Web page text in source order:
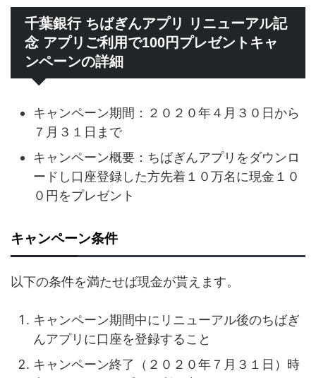
千葉銀行 ちばぎんアプリ リニューアル記
念 アプリご利用で100円プレゼントキャ
ンペーンの詳細
キャンペーン期間：２０２０年４月３０日から
７月３１日まで
キャンペーン概要：ちばぎんアプリをダウンロ
ードし口座登録した方先着１０万名に現金１０
０円をプレゼント
キャンペーン条件
以下の条件を満たせば現金が貰えます。
キャンペーン期間中にリニューアル後のちばぎ
んアプリに口座を登録すること
キャンペーン終了（２０２０年７月３１日）時